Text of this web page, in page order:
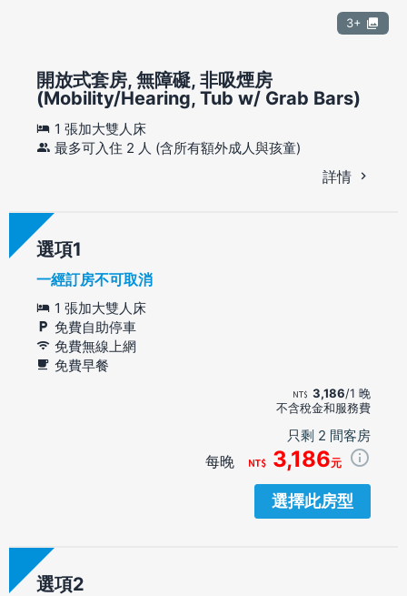
3+
開放式套房, 無障礙, 非吸煙房
(Mobility/Hearing, Tub w/ Grab Bars)
1 張加大雙人床
最多可入住 2 人 (含所有額外成人與孩童)
詳情
選項
一經訂房不可取消
1 張加大雙人床
免費自助停車
免費無線上網
免費早餐
3,186/1 晚
不含稅金和服務費
只剩 2 間客房
每晚 3,186元
選擇此房型
選項